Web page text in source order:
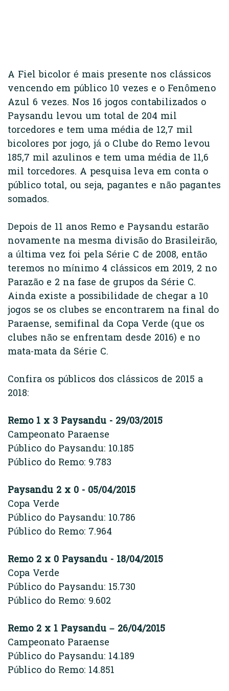
A Fiel bicolor é mais presente nos clássicos
vencendo em público 10 vezes e o Fenômeno
Azul 6 vezes. Nos 16 jogos contabilizados o
Paysandu levou um total de 204 mil
torcedores e tem uma média de 12,7 mil
bicolores por jogo, já o Clube do Remo levou
185,7 mil azulinos e tem uma média de 11,6
mil torcedores. A pesquisa leva em conta o
público total, ou seja, pagantes e não pagantes
somados.
Depois de 11 anos Remo e Paysandu estarão
novamente na mesma divisão do Brasileirão,
a última vez foi pela Série C de 2008, então
teremos no mínimo 4 clássicos em 2019, 2 no
Parazão e 2 na fase de grupos da Série C.
Ainda existe a possibilidade de chegar a 10
jogos se os clubes se encontrarem na final do
Paraense, semifinal da Copa Verde (que os
clubes não se enfrentam desde 2016) e no
mata-mata da Série C.
Confira os públicos dos clássicos de 2015 a
2018:
Remo 1 x 3 Paysandu - 29/03/2015
Campeonato Paraense
Público do Paysandu: 10.185
Público do Remo: 9.783
Paysandu 2 x 0 - 05/04/2015
Copa Verde
Público do Paysandu: 10.786
Público do Remo: 7.964
Remo 2 x 0 Paysandu - 18/04/2015
Copa Verde
Público do Paysandu: 15.730
Público do Remo: 9.602
Remo 2 x 1 Paysandu – 26/04/2015
Campeonato Paraense
Público do Paysandu: 14.189
Público do Remo: 14.851